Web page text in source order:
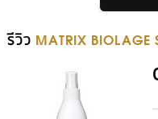
รีวิว MATRIX BIOLAGE